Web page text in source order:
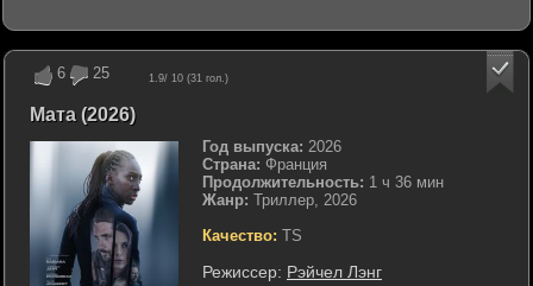
6 25 1.9/ 10 (31 гол.)
Мата (2026)
Год выпуска: 2026
Страна: Франция
Продолжительность: 1 ч 36 мин
Жанр: Триллер, 2026
Качество: TS
Режиссер: Рэйчел Лэнг